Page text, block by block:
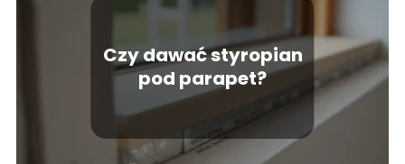
Czy dawać styropian
pod parapet?